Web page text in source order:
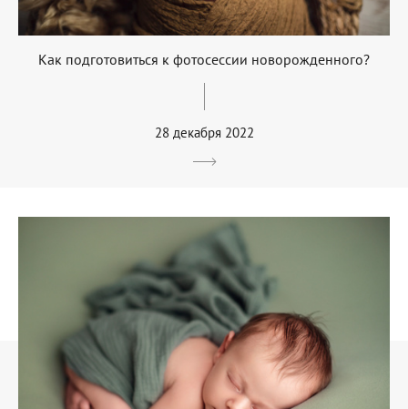
Как подготовиться к фотосессии новорожденного?
28 декабря 2022